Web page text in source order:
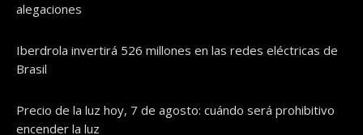
alegaciones
Iberdrola invertirá 526 millones en las redes eléctricas de
Brasil
Precio de la luz hoy, 7 de agosto: cuándo será prohibitivo
encender la luz